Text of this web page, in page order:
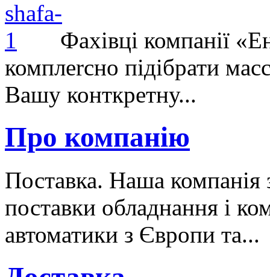
Фахівці компанії
комплеrсно підібрати
Вашу конткретну...
Про компанію
Поставка. Наша компанія
поставки обладнання і
автоматики з Європи та...